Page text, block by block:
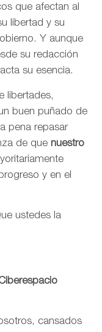
que afectan al
libertad y su
Y aunque
su redacción
su esencia.
libertades,
buen puñado de
pena repasar
de que nuestro
y en el
ustedes la
cansados